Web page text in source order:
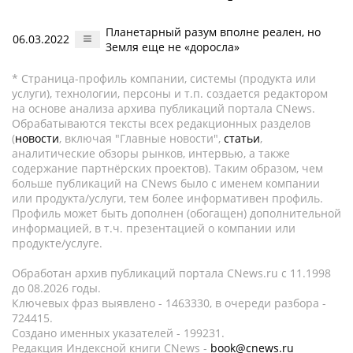
06.03.2022
Планетарный разум вполне реален, но
Земля еще не «доросла»
* Страница-профиль компании, системы (продукта или
услуги), технологии, персоны и т.п. создается редактором
на основе анализа архива публикаций портала CNews.
Обрабатываются тексты всех редакционных разделов
(новости, включая "Главные новости", статьи,
аналитические обзоры рынков, интервью, а также
содержание партнёрских проектов). Таким образом, чем
больше публикаций на CNews было с именем компании
или продукта/услуги, тем более информативен профиль.
Профиль может быть дополнен (обогащен) дополнительной
информацией, в т.ч. презентацией о компании или
продукте/услуге.
Обработан архив публикаций портала CNews.ru c 11.1998
до 08.2026 годы.
Ключевых фраз выявлено - 1463330, в очереди разбора -
724415.
Создано именных указателей - 199231.
Редакция Индексной книги CNews - book@cnews.ru